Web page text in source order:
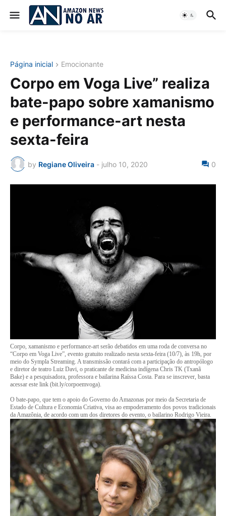
Página inicial Emocionante
Corpo em Voga Live” realiza
bate-papo sobre xamanismo
e performance-art nesta
sexta-feira
by Regiane Oliveira - julho 10, 2020 0
Corpo, xamanismo e performance-art serão debatidos em uma roda de conversa no
“Corpo em Voga Live”, evento gratuito realizado nesta sexta-feira (10/7), às 19h, por
meio do Sympla Streaming. A transmissão contará com a participação do antropólogo
e diretor de teatro Luiz Davi, o praticante de medicina indígena Chris TK (Txanã
Bake) e a pesquisadora, professora e bailarina Raíssa Costa. Para se inscrever, basta
acessar este link (bit.ly/corpoemvoga).
O bate-papo, que tem o apoio do Governo do Amazonas por meio da Secretaria de
Estado de Cultura e Economia Criativa, visa ao empoderamento dos povos tradicionais
da Amazônia, de acordo com um dos diretores do evento, o bailarino Rodrigo Vieira.